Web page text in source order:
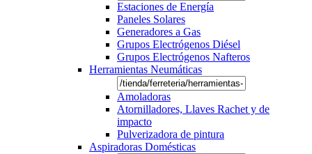
Estaciones de Energía
Paneles Solares
Generadores a Gas
Grupos Electrógenos Diésel
Grupos Electrógenos Nafteros
Herramientas Neumáticas
Amoladoras
Atornilladores, Llaves Rachet y de
impacto
Pulverizadora de pintura
Aspiradoras Domésticas